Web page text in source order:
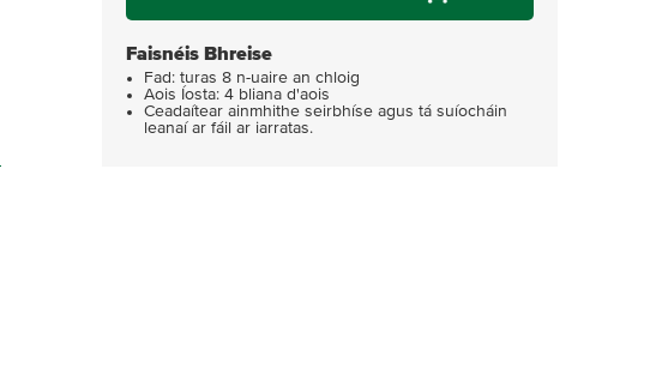
Faisnéis Bhreise
Fad: turas 8 n-uaire an chloig
Aois Íosta: 4 bliana d'aois
Ceadaítear ainmhithe seirbhíse agus tá suíocháin
leanaí ar fáil ar iarratas.